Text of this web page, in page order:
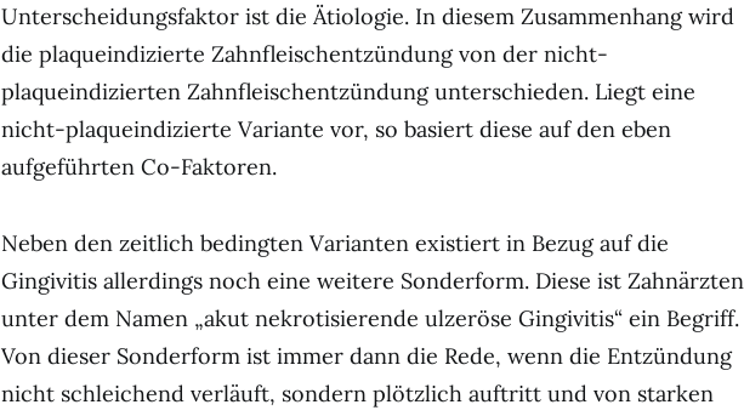
Unterscheidungsfaktor ist die Ätiologie. In diesem Zusammenhang wird
die plaqueindizierte Zahnfleischentzündung von der nicht-
plaqueindizierten Zahnfleischentzündung unterschieden. Liegt eine
nicht-plaqueindizierte Variante vor, so basiert diese auf den eben
aufgeführten Co-Faktoren.
Neben den zeitlich bedingten Varianten existiert in Bezug auf die
Gingivitis allerdings noch eine weitere Sonderform. Diese ist Zahnärzten
unter dem Namen „akut nekrotisierende ulzeröse Gingivitis“ ein Begriff.
Von dieser Sonderform ist immer dann die Rede, wenn die Entzündung
nicht schleichend verläuft, sondern plötzlich auftritt und von starken